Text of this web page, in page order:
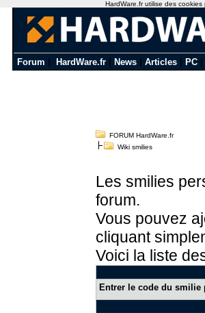
Forum HardWare.fr News Articles PC
FORUM HardWare.fr
Wiki smilies
Les smilies
forum.
Vous pouvez
cliquant
Voici la liste
Entrer le code du smilie
HardWare.fr utilise des